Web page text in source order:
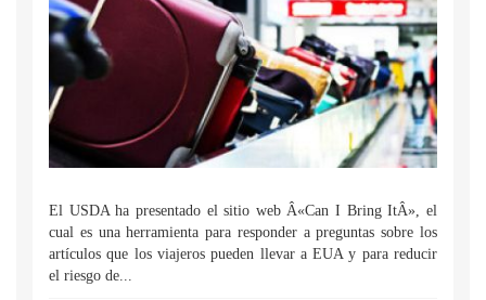
El USDA ha presentado el sitio web Â«Can I Bring ItÂ», el
cual es una herramienta para responder a preguntas sobre los
artículos que los viajeros pueden llevar a EUA y para reducir
el riesgo de...